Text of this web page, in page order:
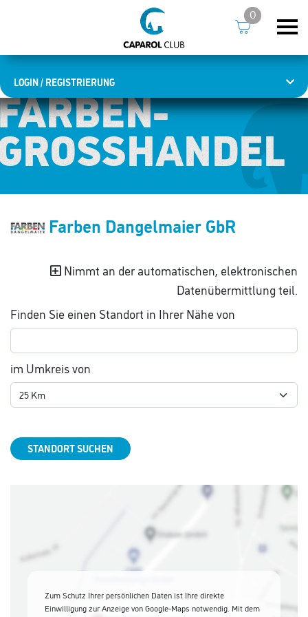
LOGIN / REGISTRIERUNG
0
Farben Dangelmaier GbR
Nimmt an der automatischen, elektronischen
Datenübermittlung teil.
Finden Sie einen Standort in Ihrer Nähe von
im Umkreis von
STANDORT SUCHEN
Zum Schutz Ihrer persönlichen Daten ist Ihre direkte
Einwilligung zur Anzeige von Google-Maps notwendig. Mit dem